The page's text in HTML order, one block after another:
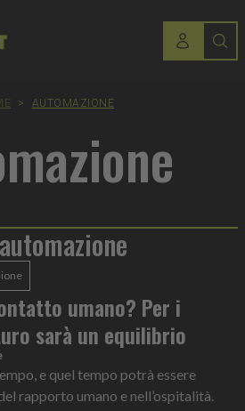
> AUTOMAZIONE
umano? Per i
sarà un equilibrio
e quel tempo potrà essere
rapporto umano e nell’ospitalità.